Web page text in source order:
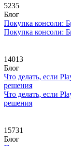
5235
Блог
Покупка консоли:
Покупка консоли:
14013
Блог
Что делать, если
решения
Что делать, если
решения
15731
Блог